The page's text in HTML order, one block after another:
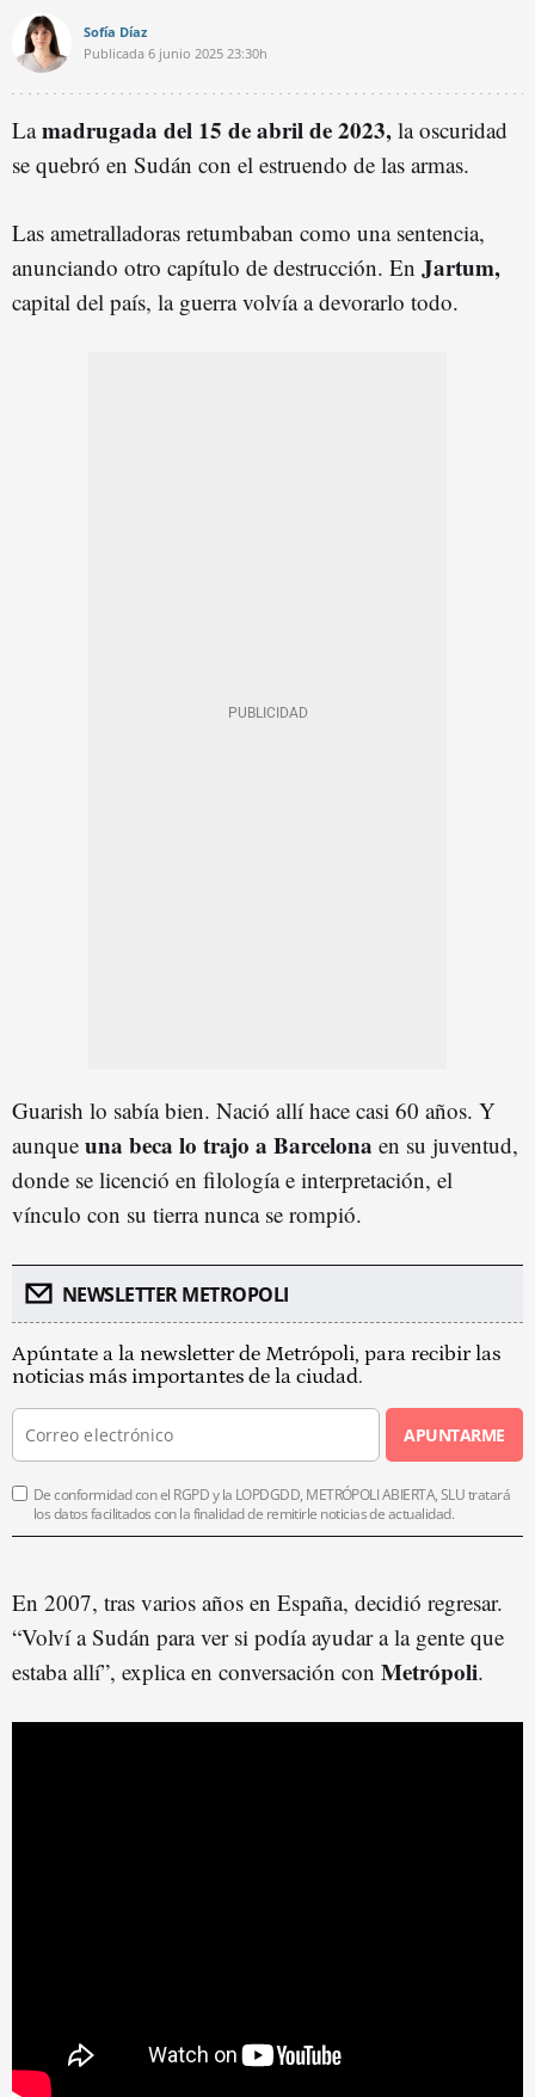
Sofía Díaz
Publicada 6 junio 2025 23:30h
Lamadrugada del 15 de abril de 2023, la oscuridad
se quebró en Sudán con el estruendo de las armas.
Las ametralladoras retumbaban como una sentencia,
anunciando otro capítulo de destrucción. En Jartum,
capital del país, la guerra volvía a devorarlo todo.
Guarish lo sabía bien. Nació allí hace casi 60 años. Y
aunque una beca lo trajo a Barcelona en su juventud,
donde se licenció en filología e interpretación, el
vínculo con su tierra nunca se rompió.
NEWSLETTER METROPOLI
Apúntate a la newsletter de Metrópoli, para recibir las
noticias más importantes de la ciudad.
APUNTARME
De conformidad con el RGPD y la LOPDGDD, METRÓPOLI ABIERTA, SLU tratará
los datos facilitados con la finalidad de remitirle noticias de actualidad.
En 2007, tras varios años en España, decidió regresar.
“Volví a Sudán para ver si podía ayudar a la gente que
estaba allí”, explica en conversación con Metrópoli.